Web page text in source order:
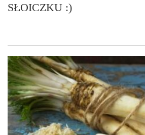
SŁOICZKU :)